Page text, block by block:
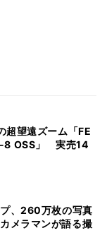
超望遠ズーム「FE
OSS」 実売14
、260万枚の写真
メラマンが語る撮